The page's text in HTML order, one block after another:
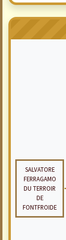
SALVATORE
FERRAGAMO
DU TERROIR
DE
FONTFROIDE